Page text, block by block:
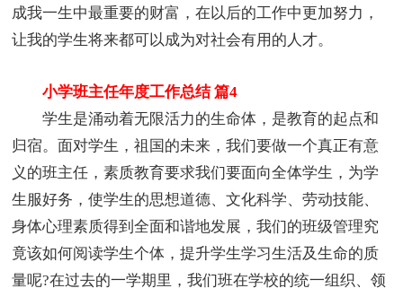
成我一生中最重要的财富，在以后的工作中更加努力，
让我的学生将来都可以成为对社会有用的人才。
小学班主任年度工作总结 篇4
学生是涌动着无限活力的生命体，是教育的起点和
归宿。面对学生，祖国的未来，我们要做一个真正有意
义的班主任，素质教育要求我们要面向全体学生，为学
生服好务，使学生的思想道德、文化科学、劳动技能、
身体心理素质得到全面和谐地发展，我们的班级管理究
竟该如何阅读学生个体，提升学生学习生活及生命的质
量呢?在过去的一学期里，我们班在学校的统一组织、领